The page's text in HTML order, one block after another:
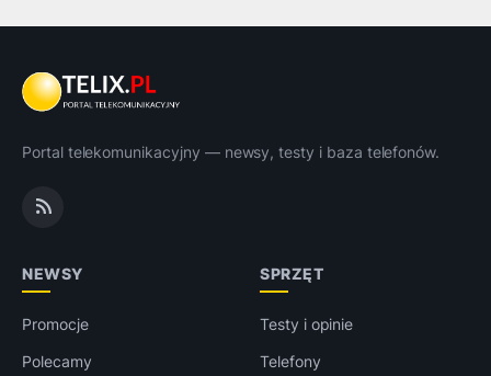
Portal telekomunikacyjny — newsy, testy i baza telefonów.
NEWSY
Promocje
Polecamy
SPRZĘT
Testy i opinie
Telefony